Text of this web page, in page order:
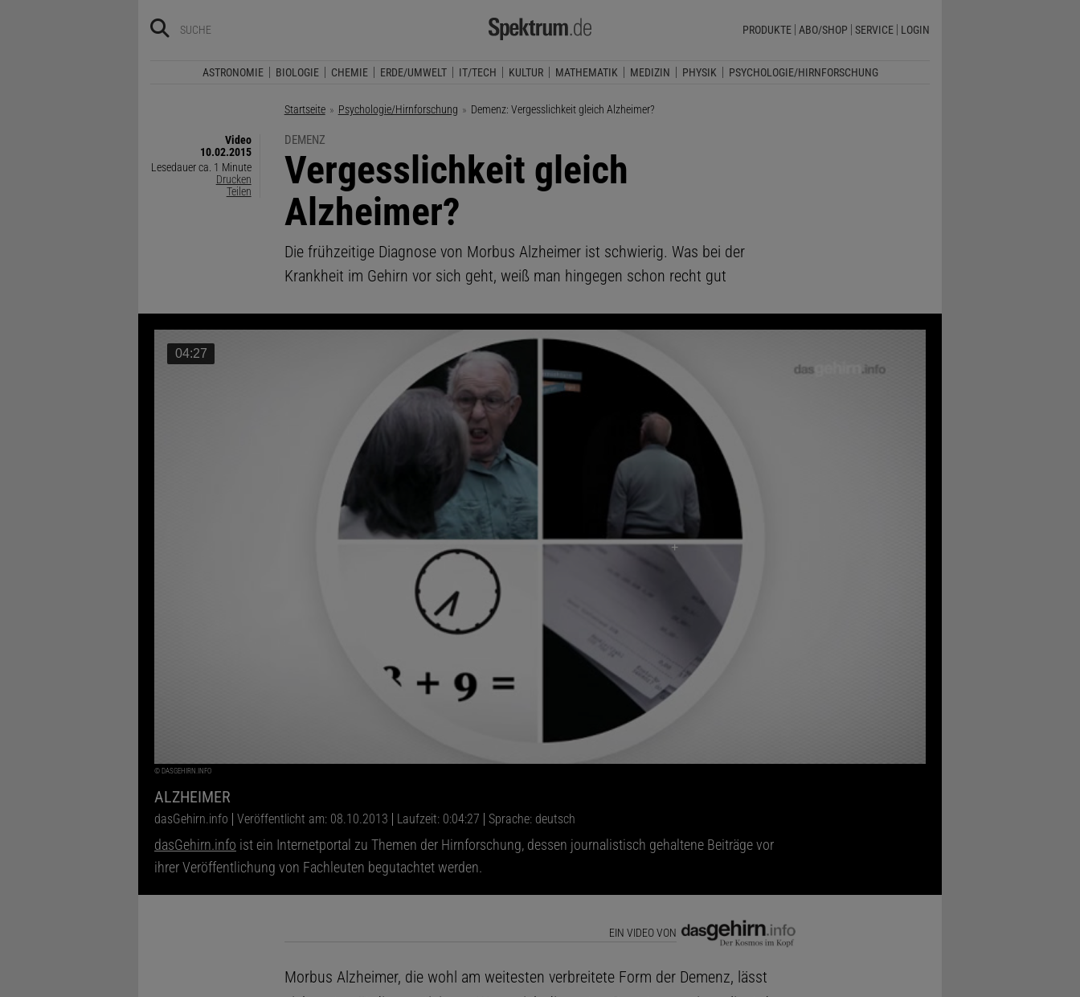
PRODUKTE ABO/SHOP SERVICE LOGIN
ASTRONOMIE BIOLOGIE CHEMIE ERDE/UMWELT IT/TECH KULTUR MATHEMATIK MEDIZIN PHYSIK PSYCHOLOGIE/HIRNFORSCHUNG
Startseite Psychologie/Hirnforschung Aktuelle Seite:
Demenz: Vergesslichkeit gleich Alzheimer?
Video
10.02.2015
Lesedauer ca. 1 Minute
Drucken
Teilen
DEMENZ
:
Vergesslichkeit gleich
Alzheimer?
Die frühzeitige Diagnose von Morbus Alzheimer ist schwierig. Was bei der
Krankheit im Gehirn vor sich geht, weiß man hingegen schon recht gut
04:27
© DASGEHIRN.INFO
ALZHEIMER
dasGehirn.info Veröffentlicht am: 08.10.2013 Laufzeit: 0:04:27 Sprache: deutsch
dasGehirn.info ist ein Internetportal zu Themen der Hirnforschung, dessen journalistisch gehaltene Beiträge vor
ihrer Veröffentlichung von Fachleuten begutachtet werden.
EIN VIDEO VON
Morbus Alzheimer, die wohl am weitesten verbreitete Form der Demenz, lässt